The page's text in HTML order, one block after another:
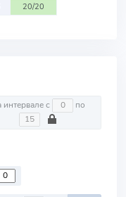
20/20
На интервале с по